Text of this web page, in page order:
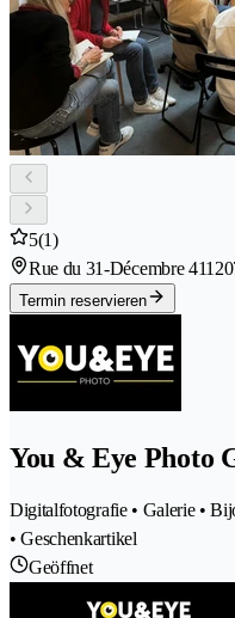
5(1)
Rue du 31-Décembre 41
Termin reservieren
You & Eye Photo
Digitalfotografie • Galerie •
• Geschenkartikel
Geöffnet